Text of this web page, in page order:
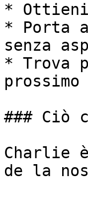
* Ottieni
* Porta
senza
* Trova
prossimo
### Ciò
Charlie
de la